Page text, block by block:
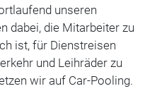
unseren
dabei, die Mitarbeiter zu
ist, für Dienstreisen
und Leihräder zu
wir auf Car-Pooling.